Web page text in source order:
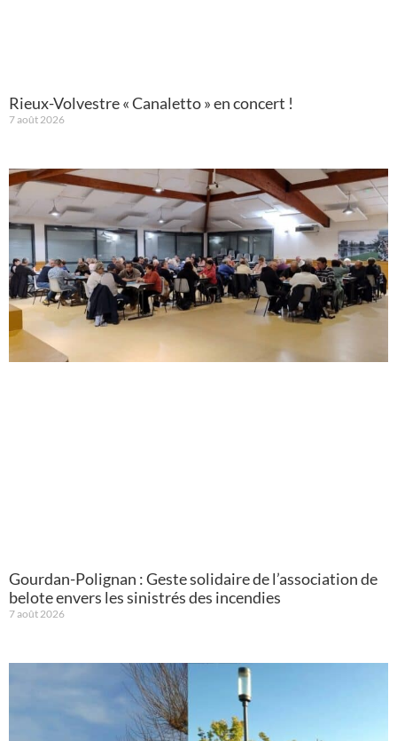
Rieux-Volvestre « Canaletto » en concert !
7 août 2026
Gourdan-Polignan : Geste solidaire de l’association de
belote envers les sinistrés des incendies
7 août 2026